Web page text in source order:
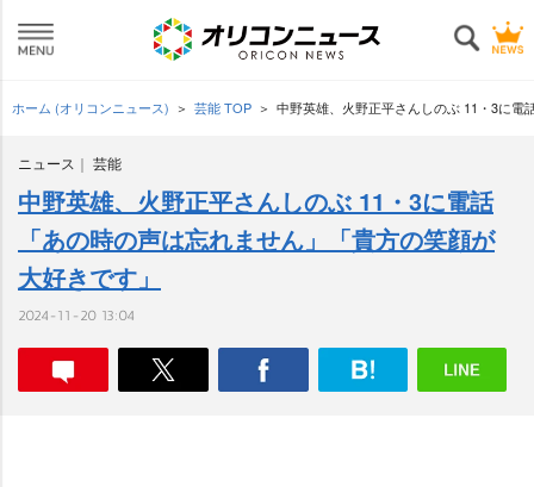
ホーム (オリコンニュース) 芸能 TOP 中野英雄、火野正平さんしのぶ 11・3に電
ニュース 芸能
中野英雄、火野正平さんしのぶ 11・3に電話
「あの時の声は忘れません」「貴方の笑顔が
大好きです」
2024-11-20 13:04